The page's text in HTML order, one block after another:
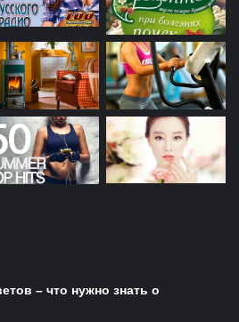
– что нужно знать о